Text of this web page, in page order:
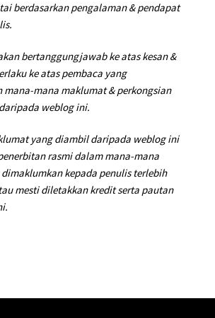
berdasarkan pengalaman & pendapat
bertanggungjawab ke atas kesan &
ke atas pembaca yang
mana-mana maklumat & perkongsian
weblog ini.
yang diambil daripada weblog ini
rasmi dalam mana-mana
kepada penulis terlebih
mesti diletakkan kredit serta pautan